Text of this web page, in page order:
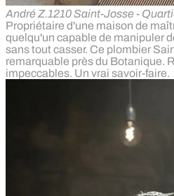
André Z.1210 Saint-Josse -
Propriétaire d'une maison de
quelqu'un capable de manipuler
sans tout casser. Ce plombier
remarquable près du Botanique.
impeccables. Un vrai savoir-faire.